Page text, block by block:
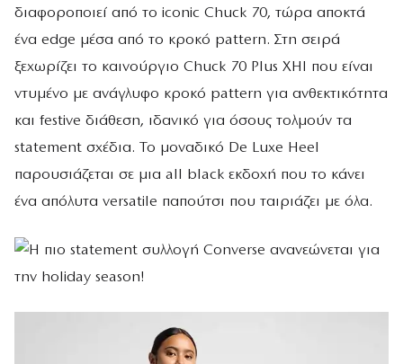
διαφοροποιεί από το iconic Chuck 70, τώρα αποκτά
ένα edge μέσα από το κροκό pattern. Στη σειρά
ξεχωρίζει το καινούργιο Chuck 70 Plus XHI που είναι
ντυμένο με ανάγλυφο κροκό pattern για ανθεκτικότητα
και festive διάθεση, ιδανικό για όσους τολμούν τα
statement σχέδια. Το μοναδικό De Luxe Heel
παρουσιάζεται σε μια all black εκδοχή που το κάνει
ένα απόλυτα versatile παπούτσι που ταιριάζει με όλα.